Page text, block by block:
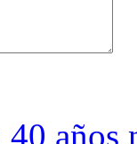
años